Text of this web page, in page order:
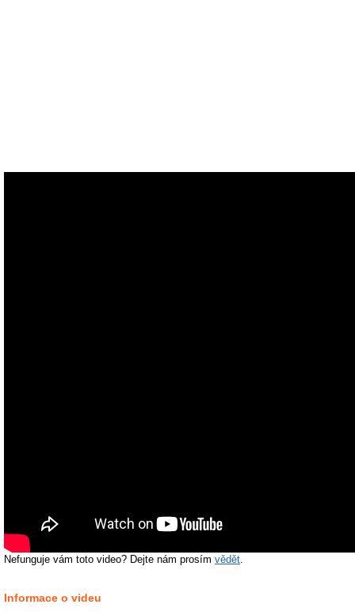
Nefunguje vám toto video? Dejte nám prosím vědět.
Informace o videu